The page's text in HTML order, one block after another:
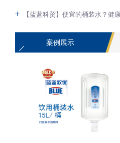
【蓝蓝科贸】便宜的桶装水？
案例展示